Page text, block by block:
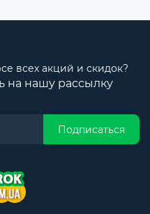
всех акций и скидок?
на нашу рассылку
Подписаться